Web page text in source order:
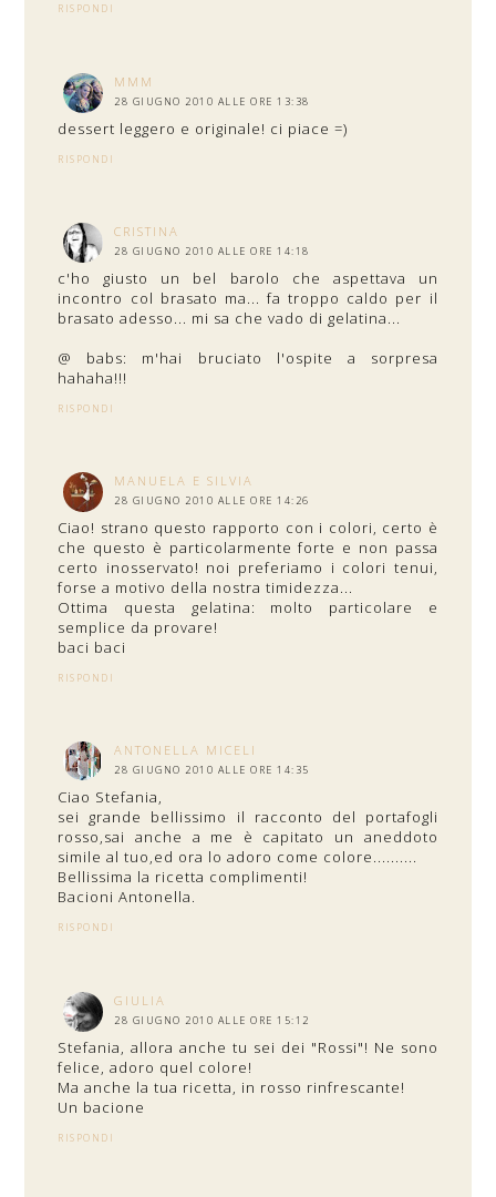
RISPONDI
MMM
28 GIUGNO 2010 ALLE ORE 13:38
dessert leggero e originale! ci piace =)
RISPONDI
CRISTINA
28 GIUGNO 2010 ALLE ORE 14:18
c'ho giusto un bel barolo che aspettava un
incontro col brasato ma... fa troppo caldo per il
brasato adesso... mi sa che vado di gelatina...
@ babs: m'hai bruciato l'ospite a sorpresa
hahaha!!!
RISPONDI
MANUELA E SILVIA
28 GIUGNO 2010 ALLE ORE 14:26
Ciao! strano questo rapporto con i colori, certo è
che questo è particolarmente forte e non passa
certo inosservato! noi preferiamo i colori tenui,
forse a motivo della nostra timidezza...
Ottima questa gelatina: molto particolare e
semplice da provare!
baci baci
RISPONDI
ANTONELLA MICELI
28 GIUGNO 2010 ALLE ORE 14:35
Ciao Stefania,
sei grande bellissimo il racconto del portafogli
rosso,sai anche a me è capitato un aneddoto
simile al tuo,ed ora lo adoro come colore..........
Bellissima la ricetta complimenti!
Bacioni Antonella.
RISPONDI
GIULIA
28 GIUGNO 2010 ALLE ORE 15:12
Stefania, allora anche tu sei dei "Rossi"! Ne sono
felice, adoro quel colore!
Ma anche la tua ricetta, in rosso rinfrescante!
Un bacione
RISPONDI